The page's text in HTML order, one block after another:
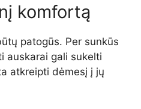
komfortą
patogūs. Per sunkūs
auskarai gali sukelti
atkreipti dėmesį į jų